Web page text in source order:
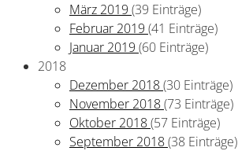
März 2019 (39 Einträge)
Februar 2019 (41 Einträge)
Januar 2019 (60 Einträge)
2018
Dezember 2018(30 Einträge)
November 2018(73 Einträge)
Oktober 2018(57 Einträge)
September 2018(38 Einträge)